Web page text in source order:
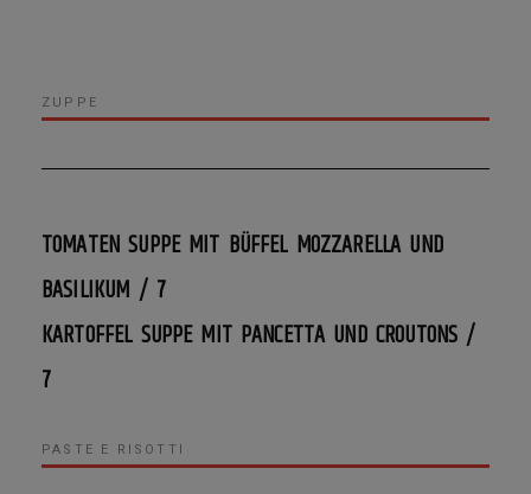
ZUPPE
TOMATEN SUPPE MIT BÜFFEL MOZZARELLA UND
BASILIKUM / 7
KARTOFFEL SUPPE MIT PANCETTA UND CROUTONS /
7
PASTE E RISOTTI